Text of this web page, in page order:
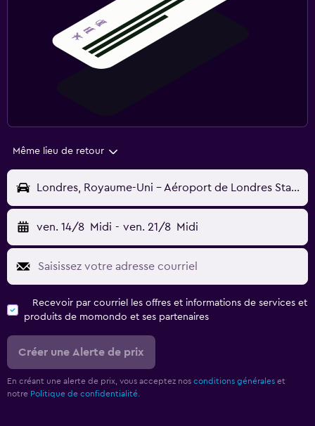
Même lieu de retour
Londres, Royaume-Uni - Aéroport de Londres Stansted (STN)
ven. 14/8 Midi - ven. 21/8 Midi
Recevoir par courriel les offres et informations de services et
produits de momondo et ses partenaires
Créer une Alerte de prix
En créant une alerte de prix, vous acceptez nos conditions générales et
notre Politique de confidentialité.